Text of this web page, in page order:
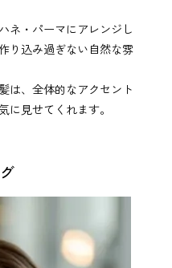
ネ・パーマにアレンジし
り込み過ぎない自然な雰
は、全体的なアクセント
に見せてくれます。